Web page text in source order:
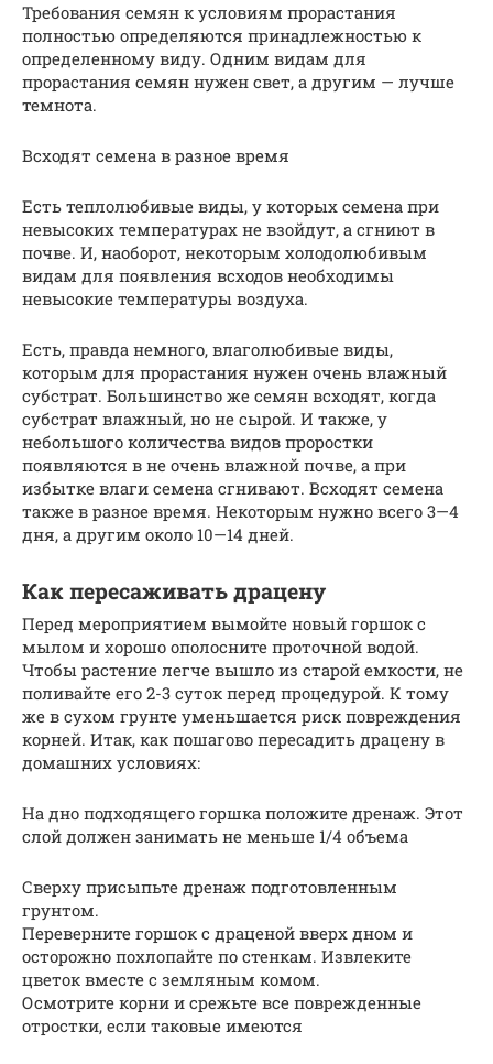
Требования семян к условиям прорастания
полностью определяются принадлежностью к
определенному виду. Одним видам для
прорастания семян нужен свет, а другим — лучше
темнота.
Всходят семена в разное время
Есть теплолюбивые виды, у которых семена при
невысоких температурах не взойдут, а сгниют в
почве. И, наоборот, некоторым холодолюбивым
видам для появления всходов необходимы
невысокие температуры воздуха.
Есть, правда немного, влаголюбивые виды,
которым для прорастания нужен очень влажный
субстрат. Большинство же семян всходят, когда
субстрат влажный, но не сырой. И также, у
небольшого количества видов проростки
появляются в не очень влажной почве, а при
избытке влаги семена сгнивают. Всходят семена
также в разное время. Некоторым нужно всего 3—4
дня, а другим около 10—14 дней.
Как пересаживать драцену
Перед мероприятием вымойте новый горшок с
мылом и хорошо ополосните проточной водой.
Чтобы растение легче вышло из старой емкости, не
поливайте его 2-3 суток перед процедурой. К тому
же в сухом грунте уменьшается риск повреждения
корней. Итак, как пошагово пересадить драцену в
домашних условиях:
На дно подходящего горшка положите дренаж. Этот
слой должен занимать не меньше 1/4 объема
Сверху присыпьте дренаж подготовленным
грунтом.
Переверните горшок с драценой вверх дном и
осторожно похлопайте по стенкам. Извлеките
цветок вместе с земляным комом.
Осмотрите корни и срежьте все поврежденные
отростки, если таковые имеются